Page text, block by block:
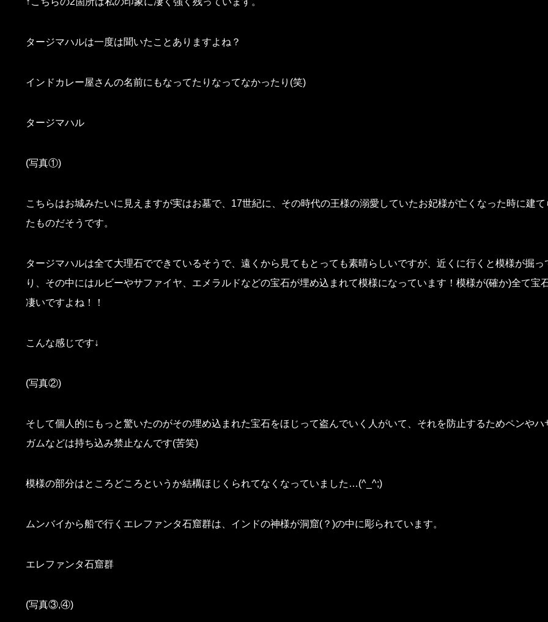
タージマハルは一度は聞いたことありますよね？
インドカレー屋さんの名前にもなってたりなってなかったり(笑)
タージマハル
(写真①)
こちらはお城みたいに見えますが実はお墓で、17世紀に、その時代の王様の溺愛していたお妃様が亡くなった時に建て
たものだそうです。
タージマハルは全て大理石でできているそうで、遠くから見てもとっても素晴らしいですが、近くに行くと模様が掘っ
り、その中にはルビーやサファイヤ、エメラルドなどの宝石が埋め込まれて模様になっています！模様が(確か)全て宝
凄いですよね！！
こんな感じです↓
(写真②)
そして個人的にもっと驚いたのがその埋め込まれた宝石をほじって盗んでいく人がいて、それを防止するためペンやハ
ガムなどは持ち込み禁止なんです(苦笑)
模様の部分はところどころというか結構ほじくられてなくなっていました…(^_^;)
ムンバイから船で行くエレファンタ石窟群は、インドの神様が洞窟(？)の中に彫られています。
エレファンタ石窟群
(写真③,④)